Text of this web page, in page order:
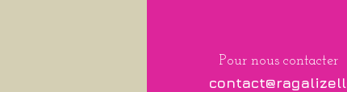
Pour nous contacter